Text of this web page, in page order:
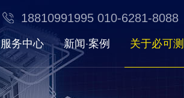
18810991995 010-6281-8088
服务中心 新闻·案例 关于必可测